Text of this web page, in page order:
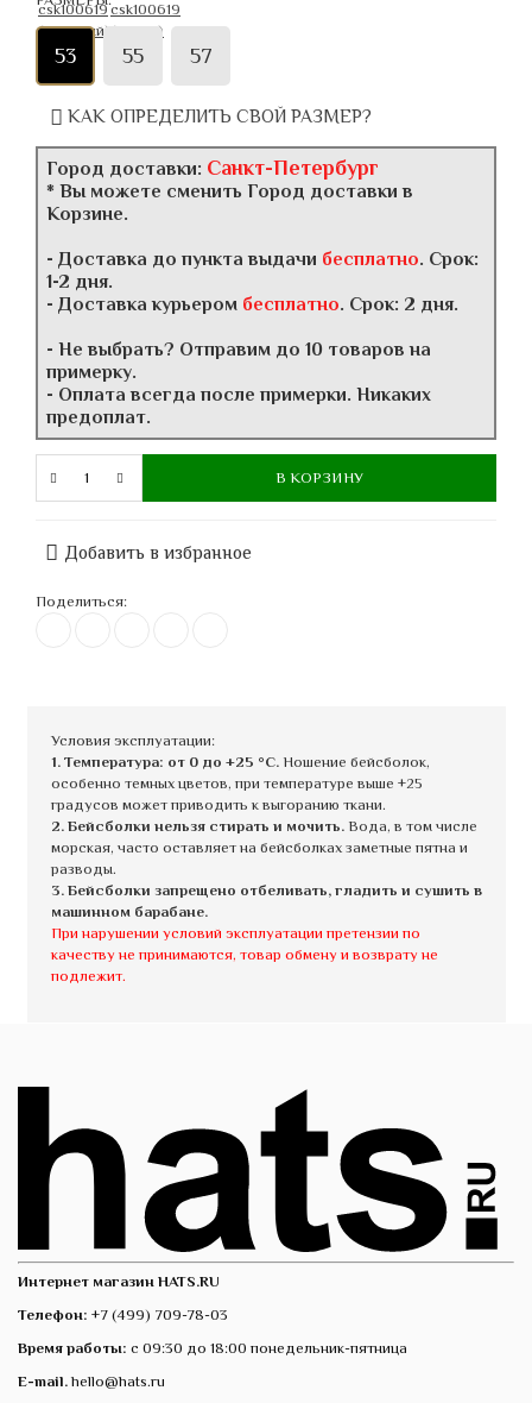
53 55 57
КАК ОПРЕДЕЛИТЬ СВОЙ РАЗМЕР?
Город доставки: Санкт-Петербург
* Вы можете сменить Город доставки в
Корзине.
- Доставка до пункта выдачи бесплатно. Срок:
1-2 дня.
- Доставка курьером бесплатно. Срок: 2 дня.
- Не выбрать? Отправим до 10 товаров на
примерку.
- Оплата всегда после примерки. Никаких
предоплат.
В КОРЗИНУ
Добавить в избранное
Поделиться:
Условия эксплуатации:
1. Температура: от 0 до +25 °C.Ношение бейсболок,
особенно темных цветов, при температуре выше +25
градусов может приводить к выгоранию ткани.
2. Бейсболки нельзя стирать и мочить.Вода, в том числе
морская, часто оставляет на бейсболках заметные пятна и
разводы.
3. Бейсболки запрещено отбеливать, гладить и сушить в
машинном барабане.
При нарушении условий эксплуатации претензии по
качеству не принимаются, товар обмену и возврату не
подлежит.
Интернет магазин HATS.RU
Телефон: +7 (499) 709-78-03
Время работы: с 09:30 до 18:00 понедельник-пятница
E-mail. hello@hats.ru